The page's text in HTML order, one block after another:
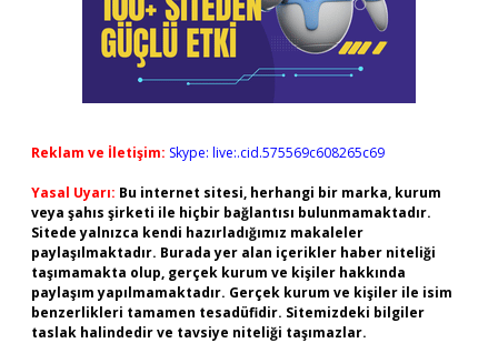
Reklam ve İletişim: Skype: live:.cid.575569c608265c69
Yasal Uyarı: Bu internet sitesi, herhangi bir marka, kurum
veya şahıs şirketi ile hiçbir bağlantısı bulunmamaktadır.
Sitede yalnızca kendi hazırladığımız makaleler
paylaşılmaktadır. Burada yer alan içerikler haber niteliği
taşımamakta olup, gerçek kurum ve kişiler hakkında
paylaşım yapılmamaktadır. Gerçek kurum ve kişiler ile isim
benzerlikleri tamamen tesadüfidir. Sitemizdeki bilgiler
taslak halindedir ve tavsiye niteliği taşımazlar.